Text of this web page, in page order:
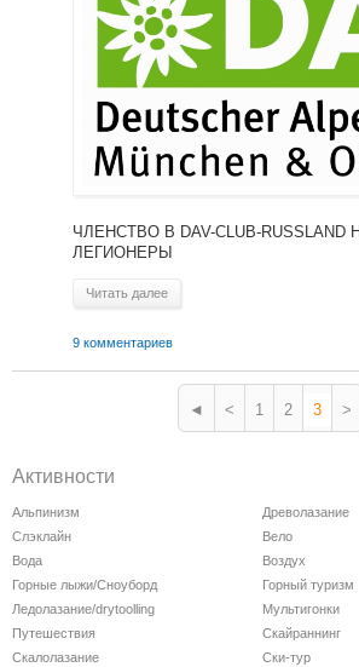
ЧЛЕНСТВО В DAV-CLUB-RUSSLAND
ЛЕГИОНЕРЫ
Читать далее
9 комментариев
◄ < 1 2 3 >
Активности
Альпинизм
Древолазание
Слэклайн
Вело
Вода
Воздух
Горные лыжи/Сноуборд
Горный туризм
Ледолазание/drytoolling
Мультигонки
Путешествия
Скайраннинг
Скалолазание
Ски-тур